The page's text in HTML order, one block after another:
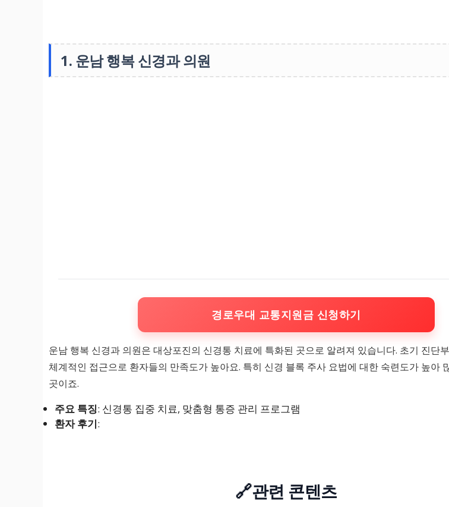
1. 운남 행복 신경과 의원
경로우대 교통지원금 신청하기
운남 행복 신경과 의원은 대상포진의 신경통 치료에 특화된 곳으로 알려져 있습니다. 초기 진단
체계적인 접근으로 환자들의 만족도가 높아요. 특히 신경 블록 주사 요법에 대한 숙련도가 높아
곳이죠.
주요 특징: 신경통 집중 치료, 맞춤형 통증 관리 프로그램
환자 후기:
🔗관련 콘텐츠